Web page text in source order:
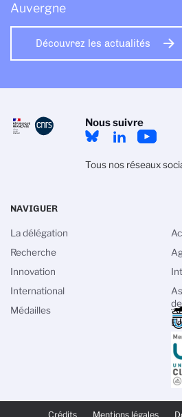
Auvergne
Découvrez les actualités
Nous suivre
Tous nos réseaux
Crédits Mentions légales
NAVIGUER
La délégation
Recherche
Innovation
International
Médailles